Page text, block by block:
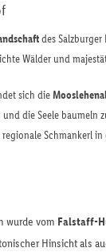
des
Wälder und
sich die
die Seele
Schmankerl
wurde vom Falstaff-
Hinsicht als